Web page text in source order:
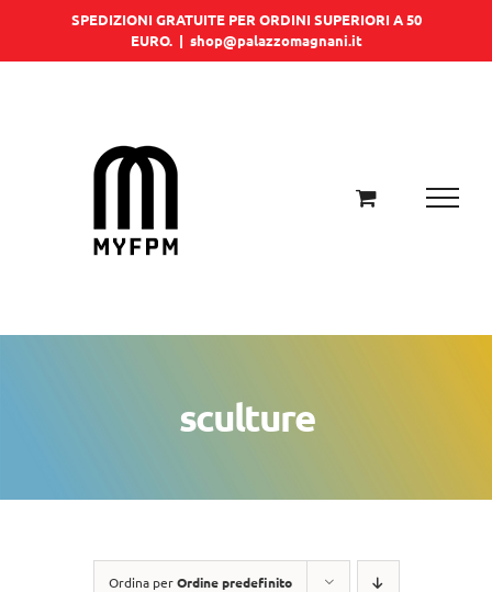
SPEDIZIONI GRATUITE PER ORDINI SUPERIORI A 50
EURO. | shop@palazzomagnani.it
sculture
Ordina perOrdine predefinito